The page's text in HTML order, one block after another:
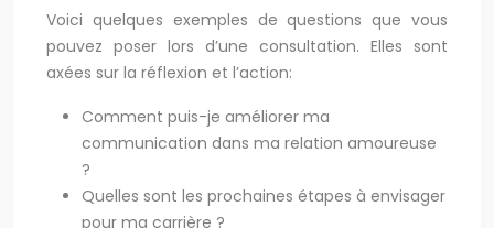
Voici quelques exemples de questions que vous
pouvez poser lors d’une consultation. Elles sont
axées sur la réflexion et l’action:
Comment puis-je améliorer ma
communication dans ma relation amoureuse
?
Quelles sont les prochaines étapes à envisager
pour ma carrière ?